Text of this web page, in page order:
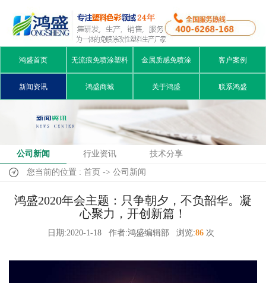
鸿盛首页 无流痕免喷涂塑料 金属质感免喷涂 客户案例
新闻资讯 鸿盛商城 关于鸿盛 联系鸿盛
公司新闻 行业资讯 技术分享
您当前的位置 : 首页 -> 公司新闻
鸿盛2020年会主题：只争朝夕，不负韶华。凝
心聚力，开创新篇！
日期:2020-1-18 作者:鸿盛编辑部 浏览:86次